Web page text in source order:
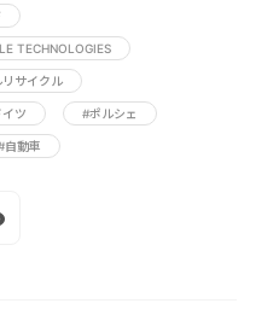
TECHNOLOGIES
サイクル
ツ #ポルシェ
自動車